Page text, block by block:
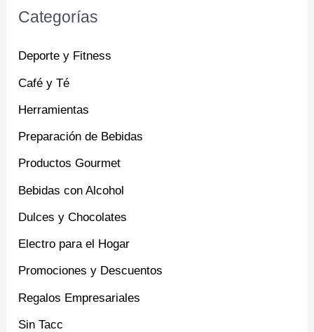
Categorías
Deporte y Fitness
Café y Té
Herramientas
Preparación de Bebidas
Productos Gourmet
Bebidas con Alcohol
Dulces y Chocolates
Electro para el Hogar
Promociones y Descuentos
Regalos Empresariales
Sin Tacc